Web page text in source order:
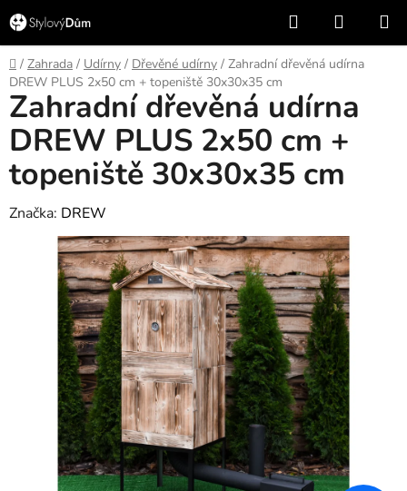
Přejít
na
obsah
Hledat
KOŠÍK
Domů
/ Zahrada / Udírny / Dřevěné udírny / Zahradní dřevěná udírna
DREW PLUS 2x50 cm + topeniště 30x30x35 cm
Zahradní dřevěná udírna
DREW PLUS 2x50 cm +
topeniště 30x30x35 cm
Značka: DREW